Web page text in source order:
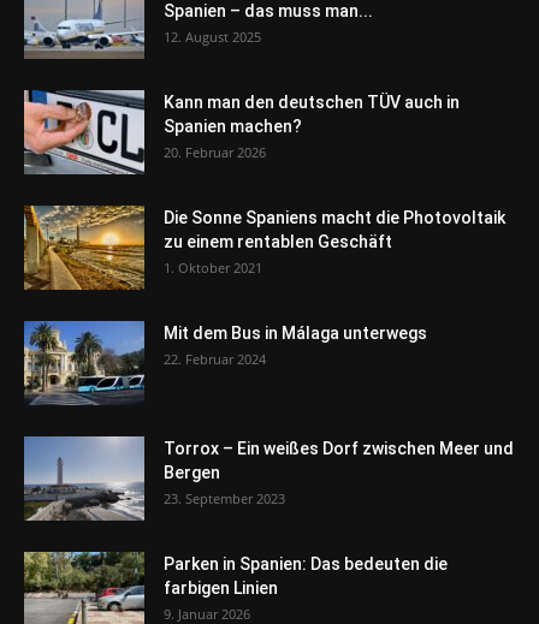
Spanien – das muss man...
12. August 2025
Kann man den deutschen TÜV auch in
Spanien machen?
20. Februar 2026
Die Sonne Spaniens macht die Photovoltaik
zu einem rentablen Geschäft
1. Oktober 2021
Mit dem Bus in Málaga unterwegs
22. Februar 2024
Torrox – Ein weißes Dorf zwischen Meer und
Bergen
23. September 2023
Parken in Spanien: Das bedeuten die
farbigen Linien
9. Januar 2026